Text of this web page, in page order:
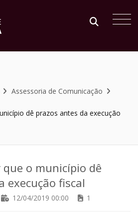
Assessoria de Comunicação
dê prazos antes da execução
o município dê
execução fiscal
12/04/2019 00:00 1